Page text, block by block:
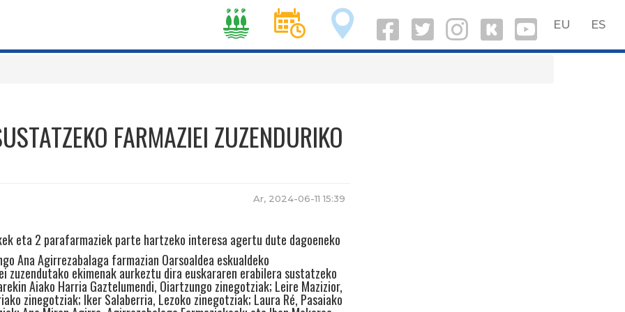
EU ES
I D O
FARMAZIEI ZUZENDURIKO
Ar, 2024-06-11 15:39
eta 2 parafarmaziek parte hartzeko interesa agertu dute dagoeneko
Ana Agirrezabalaga farmazian Oarsoaldea eskualdeko
zuzendutako ekimenak aurkeztu dira euskararen erabilera sustatzeko
Aiako Harria Gaztelumendi, Oiartzungo zinegotziak; Leire Mazizior,
zinegotziak; Iker Salaberria, Lezoko zinegotziak; Laura Ré, Pasaiako